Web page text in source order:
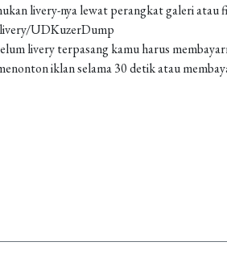
livery-nya lewat perangkat galeri atau
UDKuzerDump
livery terpasang kamu harus
iklan selama 30 detik atau